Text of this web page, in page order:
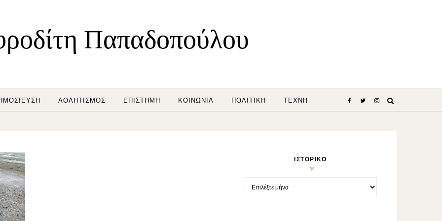
Παπαδοπούλου
ΑΘΛΗΤΙΣΜΌΣ ΕΠΙΣΤΉΜΗ ΚΟΙΝΩΝΊΑ ΠΟΛΙΤΙΚΉ ΤΈΧΝΗ
ΙΣΤΟΡΙΚΌ
Ιστορικό